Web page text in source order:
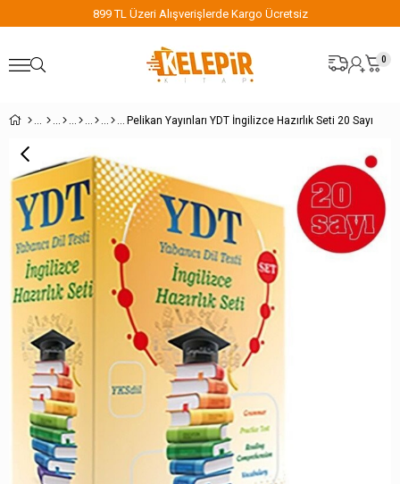
Kargo Ücretsiz 899 TL Üzeri
0
Pelikan Yayınları YDT İngilizce Hazırlık Seti 20 Sayı